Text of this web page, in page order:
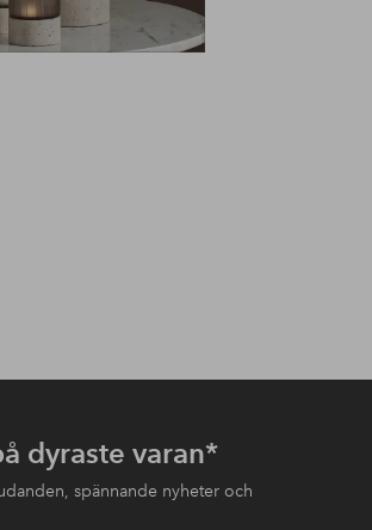
dyraste varan*
spännande nyheter och